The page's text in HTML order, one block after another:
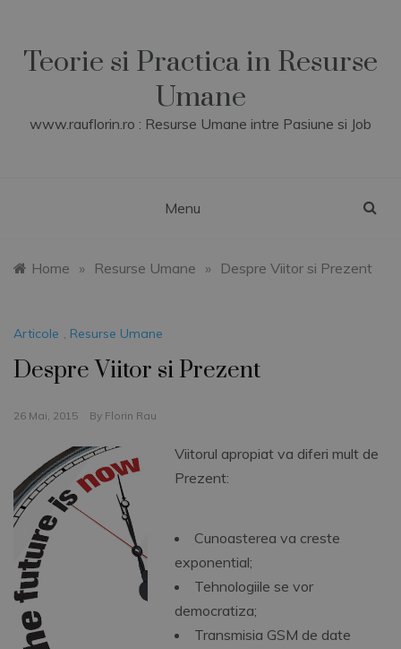
contentTeorie si Practica in Resurse
Umane
www.rauflorin.ro : Resurse Umane intre Pasiune si Job
Menu
Home » Resurse Umane » Despre Viitor si Prezent
Articole , Resurse Umane
Despre Viitor si Prezent
26 Mai, 2015 By Florin Rau
Viitorul apropiat va diferi mult de
Prezent:
Cunoasterea va creste
exponential;
Tehnologiile se vor
democratiza;
Transmisia GSM de date